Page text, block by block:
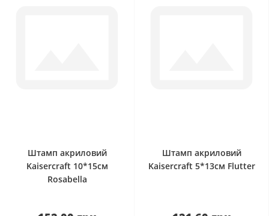
Штамп акриловий
Kaisercraft 10*15см
Rosabella
Штамп акриловий
Kaisercraft 5*13см Flutter